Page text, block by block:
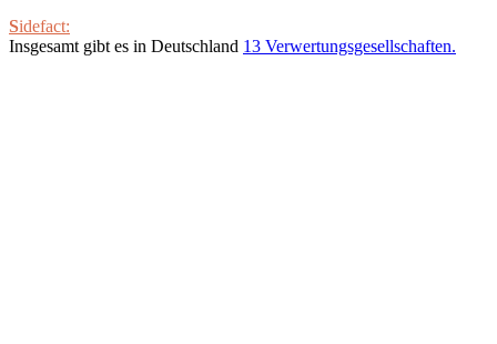
Sidefact:
Insgesamt gibt es in Deutschland 13 Verwertungsgesellschaften.